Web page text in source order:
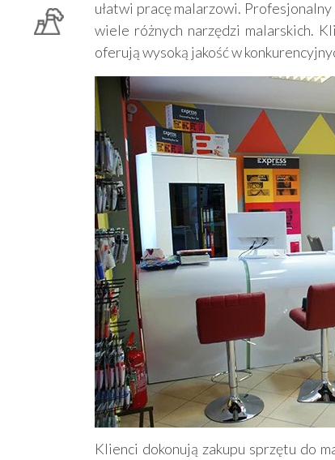
ułatwi pracę malarzowi.
wiele różnych narzędzi malarskich.
oferują wysoką jakość w
Klienci dokonują zakupu sprzętu do